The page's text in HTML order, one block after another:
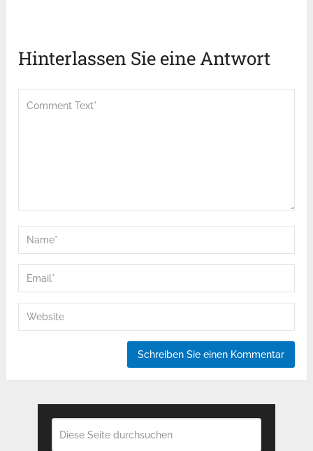
Hinterlassen Sie eine Antwort